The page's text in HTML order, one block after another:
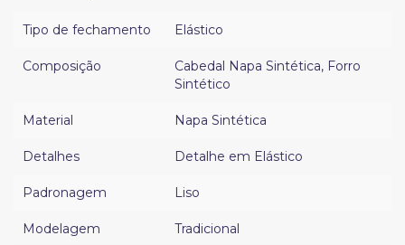
Tipo de fechamento Elástico
Composição Cabedal Napa Sintética, Forro
Sintético
Material Napa Sintética
Detalhes Detalhe em Elástico
Padronagem Liso
Modelagem Tradicional